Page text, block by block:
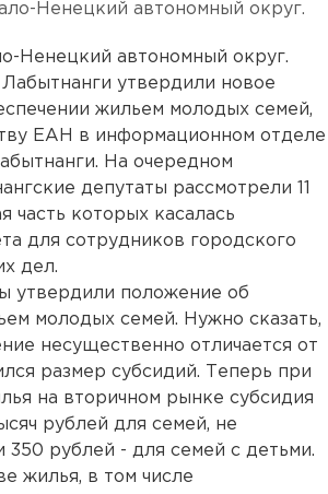
Ненецкий автономный округ.
Ненецкий автономный округ.
утвердили новое
жильем молодых семей,
ЕАН в информационном отделе
На очередном
депутаты рассмотрели 11
часть которых касалась
для сотрудников городского
дел.
утвердили положение об
молодых семей. Нужно сказать,
несущественно отличается от
размер субсидий. Теперь при
на вторичном рынке субсидия
рублей для семей, не
рублей - для семей с детьми.
жилья, в том числе